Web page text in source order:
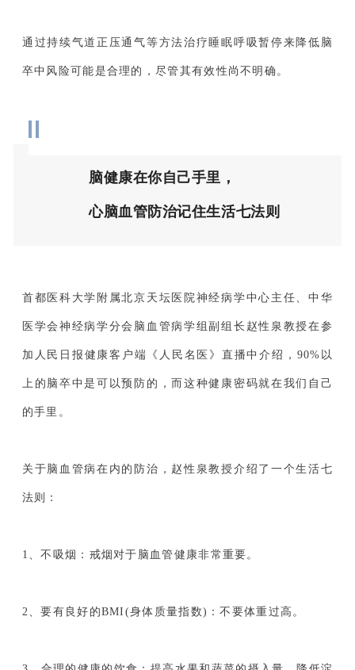
通过持续气道正压通气等方法治疗睡眠呼吸暂停来降低脑
卒中风险可能是合理的，尽管其有效性尚不明确。
脑健康在你自己手里，
心脑血管防治记住生活七法则
首都医科大学附属北京天坛医院神经病学中心主任、中华
医学会神经病学分会脑血管病学组副组长赵性泉教授在参
加人民日报健康客户端《人民名医》直播中介绍，90%以
上的脑卒中是可以预防的，而这种健康密码就在我们自己
的手里。
关于脑血管病在内的防治，赵性泉教授介绍了一个生活七
法则：
1、不吸烟：戒烟对于脑血管健康非常重要。
2、要有良好的BMI(身体质量指数)：不要体重过高。